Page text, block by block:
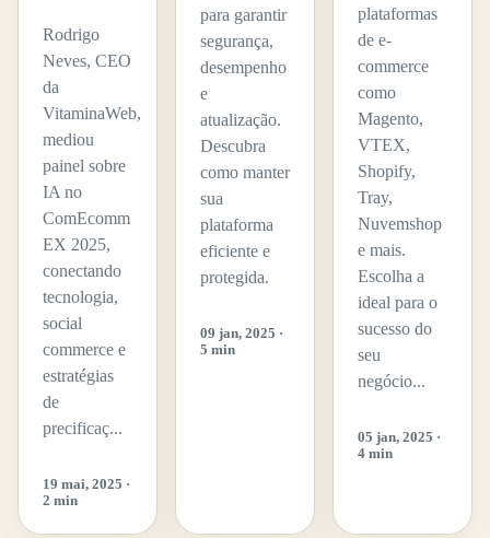
Rodrigo
Neves, CEO
da
VitaminaWeb,
mediou
painel sobre
IA no
ComEcomm
EX 2025,
conectando
tecnologia,
social
commerce e
estratégias
de
precificaç...
19 mai, 2025 ·
2 min
para garantir
segurança,
desempenho
e
atualização.
Descubra
como manter
sua
plataforma
eficiente e
protegida.
09 jan, 2025 ·
5 min
plataformas
de e-
commerce
como
Magento,
VTEX,
Shopify,
Tray,
Nuvemshop
e mais.
Escolha a
ideal para o
sucesso do
seu
negócio...
05 jan, 2025 ·
4 min